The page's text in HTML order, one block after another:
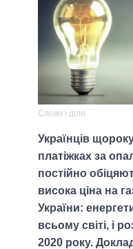
Слово і діло
Українців
платіжках за
постійно
висока ціна на
України:
всьому світі, і
2020 року.